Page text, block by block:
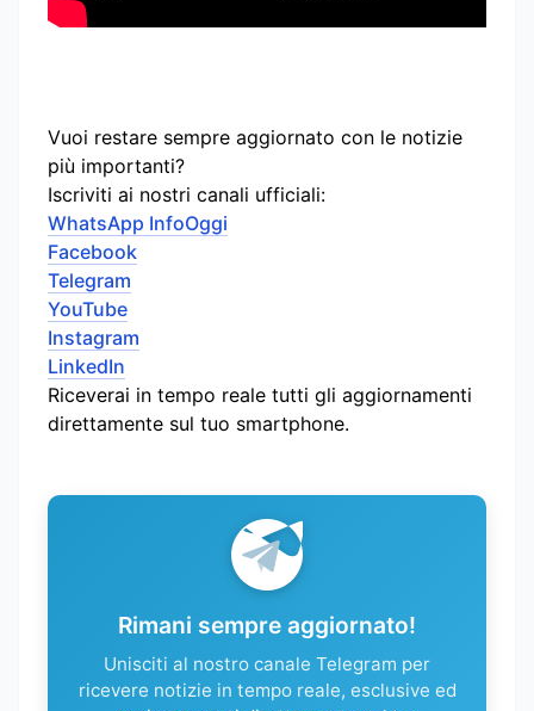
Vuoi restare sempre aggiornato con le notizie
più importanti?
Iscriviti ai nostri canali ufficiali:
WhatsApp InfoOggi
Facebook
Telegram
YouTube
Instagram
LinkedIn
Riceverai in tempo reale tutti gli aggiornamenti
direttamente sul tuo smartphone.
Rimani sempre aggiornato!
Unisciti al nostro canale Telegram per
ricevere notizie in tempo reale, esclusive ed